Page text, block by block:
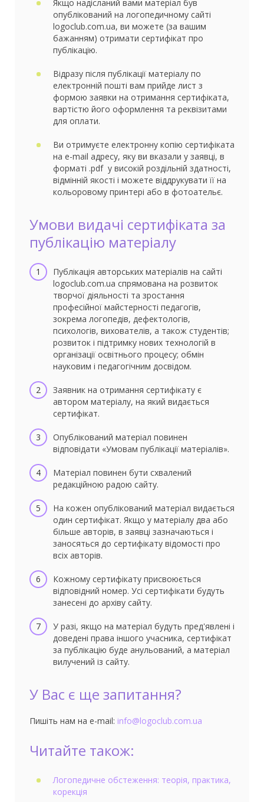
Якщо надісланий вами матеріал був
опублікований на логопедичному сайті
logoclub.com.ua, ви можете (за вашим
бажанням) отримати сертифікат про
публікацію.
Відразу після публікації матеріалу по
електронній пошті вам прийде лист з
формою заявки на отримання сертифіката,
вартістю його оформлення та реквізитами
для оплати.
Ви отримуєте електронну копію сертифіката
на e-mail адресу, яку ви вказали у заявці, в
форматі .pdf у високій роздільній здатності,
відмінній якості і можете віддрукувати її на
кольоровому принтері або в фотоательє.
Умови видачі сертифіката за
публікацію матеріалу
Публікація авторських матеріалів на сайті
logoclub.com.ua спрямована на розвиток
творчої діяльності та зростання
професійної майстерності педагогів,
зокрема логопедів, дефектологів,
психологів, вихователів, а також студентів;
розвиток і підтримку нових технологій в
організації освітнього процесу; обмін
науковим і педагогічним досвідом.
Заявник на отримання сертифікату є
автором матеріалу, на який видається
сертифікат.
Опублікований матеріал повинен
відповідати «Умовам публікації матеріалів».
Матеріал повинен бути схвалений
редакційною радою сайту.
На кожен опублікований матеріал видається
один сертифікат. Якщо у матеріалу два або
більше авторів, в заявці зазначаються і
заносяться до сертифікату відомості про
всіх авторів.
Кожному сертифікату присвоюється
відповідний номер. Усі сертифікати будуть
занесені до архіву сайту.
У разі, якщо на матеріал будуть пред'явлені і
доведені права іншого учасника, сертифікат
за публікацію буде анульований, а матеріал
вилучений із сайту.
У Вас є ще запитання?
Пишіть нам на e-mail: info@logoclub.com.ua
Читайте також:
Логопедичне обстеження: теорія, практика,
корекція